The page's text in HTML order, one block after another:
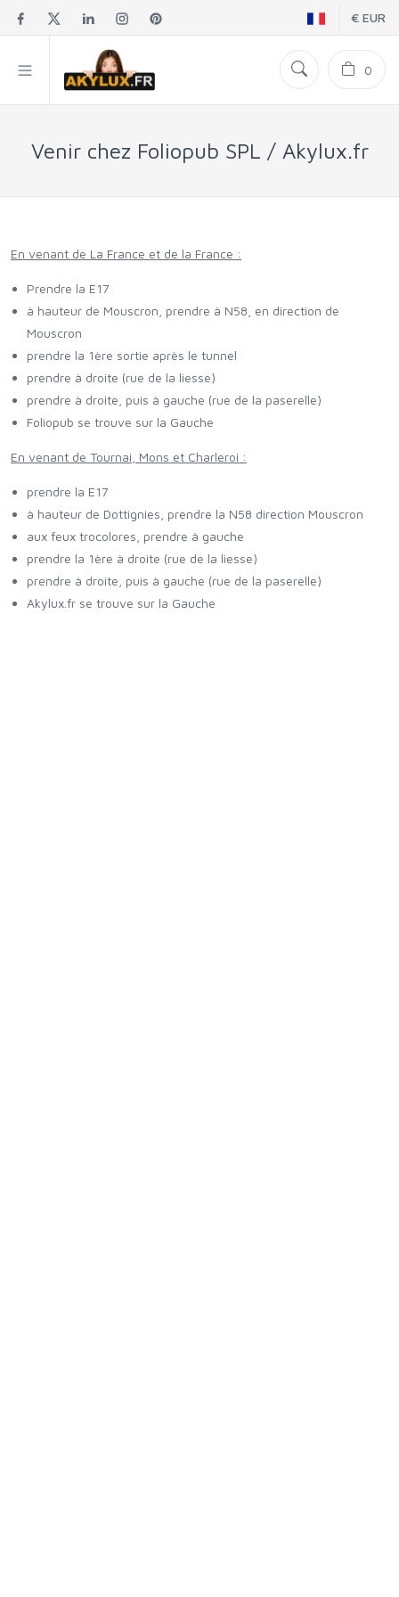
€ EUR
0
Venir chez Foliopub SPL / Akylux.fr
En venant de La France et de la France :
Prendre la E17
à hauteur de Mouscron, prendre à N58, en direction de
Mouscron
prendre la 1ère sortie après le tunnel
prendre à droite (rue de la liesse)
prendre à droite, puis à gauche (rue de la paserelle)
Foliopub se trouve sur la Gauche
En venant de Tournai, Mons et Charleroi :
prendre la E17
à hauteur de Dottignies, prendre la N58 direction Mouscron
aux feux trocolores, prendre à gauche
prendre la 1ère à droite (rue de la liesse)
prendre à droite, puis à gauche (rue de la paserelle)
Akylux.fr se trouve sur la Gauche